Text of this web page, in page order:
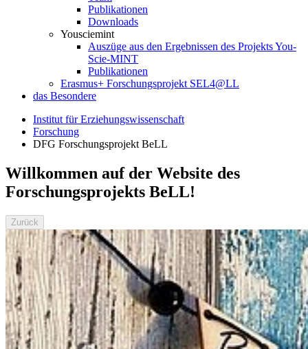
Publikationen
Downloads
Yousciemint
Auszüge aus den Ergebnissen des Projekts You-
Scie-MINT
Publikationen
Erasmus+ Forschungsprojekt SEL4@LL
das Besondere
Institut für Erziehungswissenschaft
Forschung
DFG Forschungsprojekt BeLL
Willkommen auf der Website des
Forschungsprojekts BeLL!
Zurück